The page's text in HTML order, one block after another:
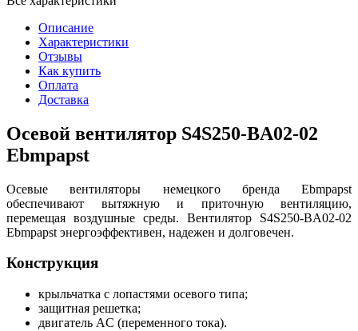
Описание
Характеристики
Отзывы
Как купить
Оплата
Доставка
Осевой вентилятор S4S250-BA02-02
Ebmpapst
Осевые вентиляторы немецкого бренда Ebmpapst
обеспечивают вытяжную и приточную вентиляцию,
перемещая воздушные среды. Вентилятор S4S250-BA02-02
Ebmpapst энергоэффективен, надежен и долговечен.
Конструкция
крыльчатка с лопастями осевого типа;
защитная решетка;
двигатель AC (переменного тока).